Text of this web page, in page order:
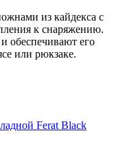
из кайдекса с
к снаряжению.
обеспечивают его
или рюкзаке.